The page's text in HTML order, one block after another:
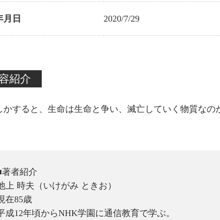
月日 2020/7/29
紹介
かすると、生命は生命と争い、滅亡していく物質なの
者紹介
上 時夫（いけがみ ときお）
在85歳
成12年頃からNHK学園に通信教育で学ぶ。